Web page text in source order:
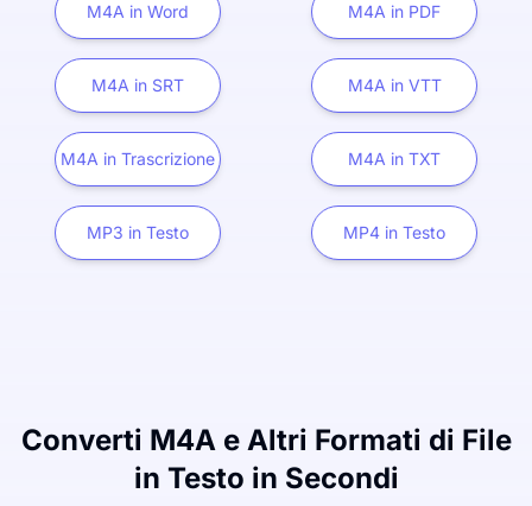
M4A in Word M4A in PDF
M4A in SRT M4A in VTT
M4A in Trascrizione M4A in TXT
MP3 in Testo MP4 in Testo
Converti M4A e Altri Formati di File
in Testo in Secondi